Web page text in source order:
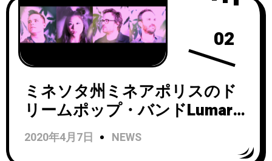
02
ミネソタ州ミネアポリスのド
リームポップ・バンドLumari
がデビューシングル「Doors
and Corners」をリリース！
2020年4月7日 NEWS